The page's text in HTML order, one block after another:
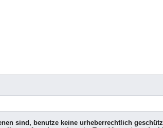
sind, benutze keine urheberrechtlich